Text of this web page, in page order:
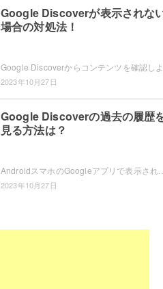
Google Discoverが表示されな
場合の対処法！
2023年10月27日
Google Discoverの過去の履歴
見る方法は？
2023年10月27日